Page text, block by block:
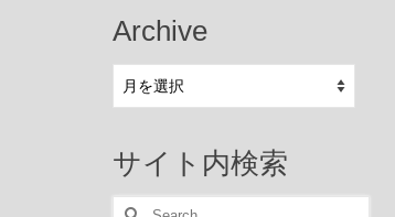
Archive
サイト内検索
Search